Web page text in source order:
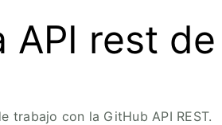
API rest de
trabajo con la GitHub API REST.